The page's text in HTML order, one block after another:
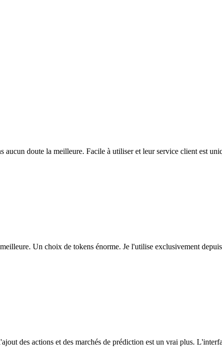
aucun doute la meilleure. Facile à utiliser et leur service client est
Un choix de tokens énorme. Je l'utilise exclusivement
des actions et des marchés de prédiction est un vrai plus.